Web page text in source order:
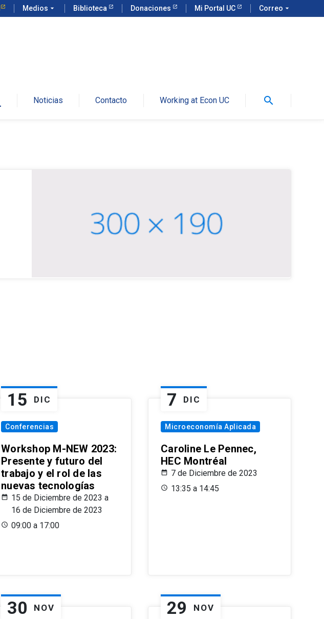
Medios arrow_drop_down Biblioteca Donaciones Mi Portal UC Correo arrow_drop_down
Noticias Contacto Working at Econ UC search
15 DIC
Conferencias
Workshop M-NEW 2023:
Presente y futuro del
trabajo y el rol de las
nuevas tecnologías
15 de Diciembre de 2023 a
16 de Diciembre de 2023
09:00 a 17:00
7 DIC
Microeconomía Aplicada
Caroline Le Pennec,
HEC Montréal
7 de Diciembre de 2023
13:35 a 14:45
30 NOV 29 NOV